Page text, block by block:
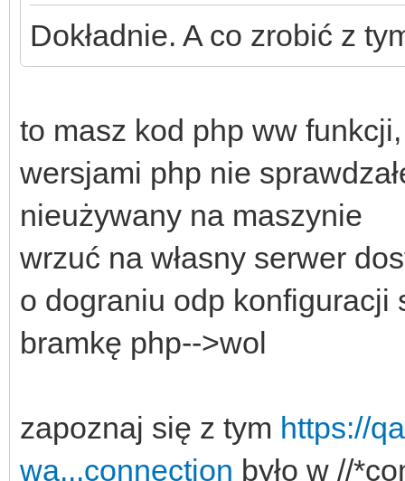
Dokładnie. A co zrobić z
to masz kod php ww
wersjami php nie
nieużywany na maszynie
wrzuć na własny serwer
o dograniu odp konfiguracji
bramkę php-->wol
zapoznaj się z tym https://
wa...connection było w //